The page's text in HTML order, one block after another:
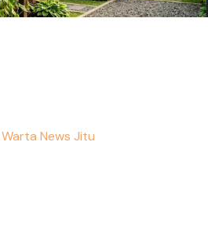
News Jitu